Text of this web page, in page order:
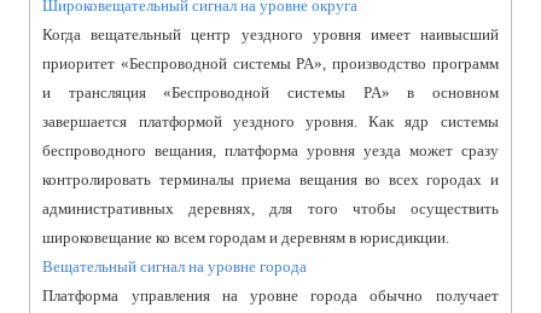
Широковещательный сигнал на уровне округа
Когда вещательный центр уездного уровня имеет наивысший
приоритет «Беспроводной системы PA», производство программ
и трансляция «Беспроводной системы PA» в основном
завершается платформой уездного уровня. Как ядр системы
беспроводного вещания, платформа уровня уезда может сразу
контролировать терминалы приема вещания во всех городах и
административных деревнях, для того чтобы осуществить
широковещание ко всем городам и деревням в юрисдикции.
Вещательный сигнал на уровне города
Платформа управления на уровне города обычно получает